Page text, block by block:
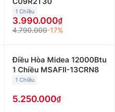
1 Chiều
3.990.000
4.790.000-17%
Điều Hòa Midea 12000Btu
1 Chiều MSAFII-13CRN8
1 Chiều
5.250.000